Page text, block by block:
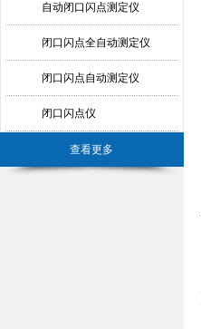
自动闭口闪点测定仪
闭口闪点全自动测定仪
闭口闪点自动测定仪
闭口闪点仪
查看更多